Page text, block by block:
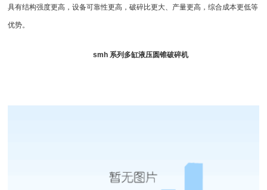
具有结构强度更高，设备可靠性更高，破碎比更大、产量更高，综合成本更低等
优势。
smh 系列多缸液压圆锥破碎机